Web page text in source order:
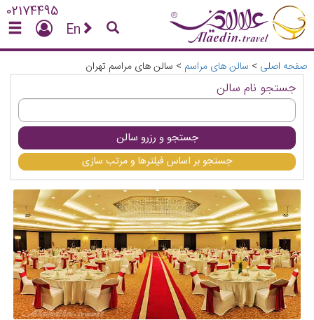
02174495
En
صفحه اصلی > سالن های مراسم > سالن های مراسم تهران
جستجو نام سالن
جستجو و رزرو سالن
جستجو بر اساس فیلترها و مرتب سازی